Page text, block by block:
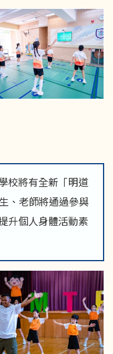
校將有全新「明道
、老師將通過參與
升個人身體活動素